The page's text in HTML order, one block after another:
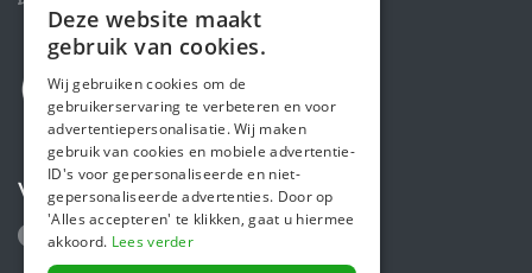
Volg ons
ENGLISH
Deze website maakt
gebruik van cookies.
Wij gebruiken cookies om de
gebruikerservaring te verbeteren en voor
advertentiepersonalisatie. Wij maken
gebruik van cookies en mobiele advertentie-
ID's voor gepersonaliseerde en niet-
gepersonaliseerde advertenties. Door op
'Alles accepteren' te klikken, gaat u hiermee
akkoord. Lees verder